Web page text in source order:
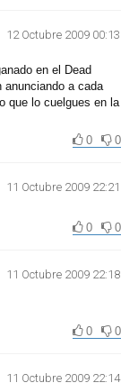
12 Octubre 2009 00:13
en el Dead
anunciando a cada
que lo cuelgues en la
0
0
11 Octubre 2009 22:21
0
0
11 Octubre 2009 22:18
0
0
11 Octubre 2009 22:14